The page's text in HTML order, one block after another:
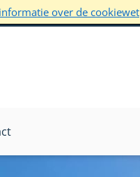
over de cookiewet